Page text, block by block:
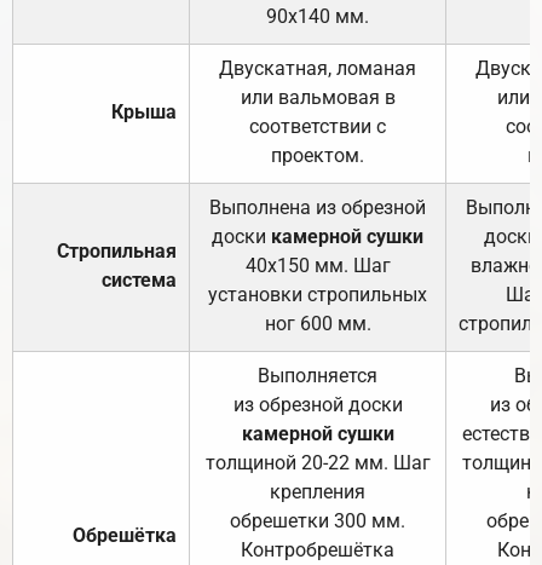
90х140 мм.
Крыша
Двускатная, ломаная
или вальмовая в
соответствии с
проектом.
или
Стропильная
система
Выполнена из обрезной
доски камерной сушки
40х150 мм. Шаг
установки стропильных
ног 600 мм.
доски
Обрешётка
Выполняется
из обрезной доски
камерной сушки
толщиной 20-22 мм. Шаг
крепления
обрешетки 300 мм.
Контробрешётка
из